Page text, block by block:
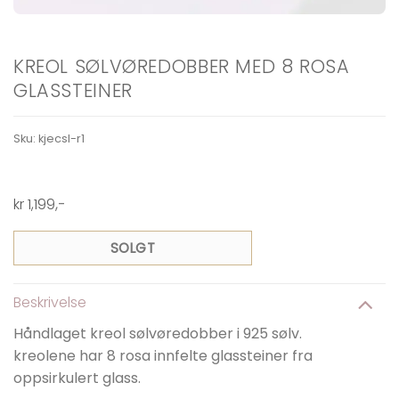
KREOL SØLVØREDOBBER MED 8 ROSA
GLASSTEINER
Sku: kjecsl-r1
kr1,199,-
SOLGT
Beskrivelse
Håndlaget kreol sølvøredobber i 925 sølv.
kreolene har 8 rosa innfelte glassteiner fra
oppsirkulert glass.